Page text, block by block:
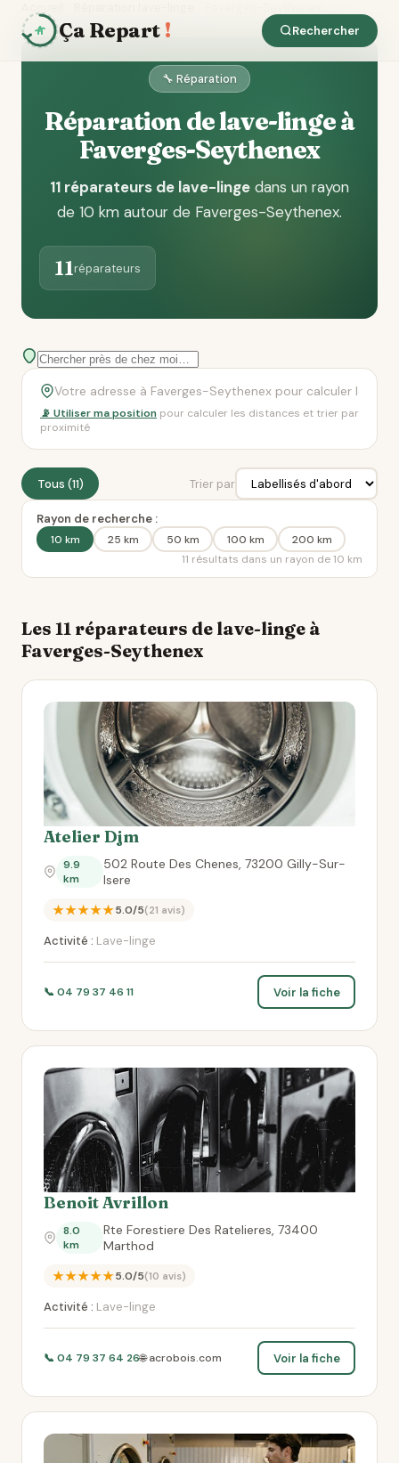
Ça Repart ! Rechercher
🔧 Réparation
Réparation de lave-linge à
Faverges-Seythenex
11 réparateurs de lave-linge dans un rayon
de 10 km autour de Faverges-Seythenex.
11réparateurs
📡 Utiliser ma position pour calculer les distances et trier par
proximité
Tous (11) Trier par
Rayon de recherche :
10 km 25 km 50 km 100 km
200 km
11 résultats dans un rayon de 10 km
Les 11 réparateurs de lave-linge à
Faverges-Seythenex
Atelier Djm
9.9
km
502 Route Des Chenes, 73200 Gilly-Sur-
Isere
★★★★★5.0/5(21 avis)
Activité : Lave-linge
📞 04 79 37 46 11 Voir la fiche
Benoit Avrillon
8.0
km
Rte Forestiere Des Ratelieres, 73400
Marthod
★★★★★5.0/5(10 avis)
Activité : Lave-linge
📞 04 79 37 64 26🌐 acrobois.com Voir la fiche